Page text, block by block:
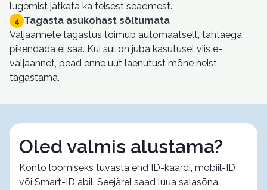
lugemist jätkata ka teisest seadmest.
4 Tagasta asukohast sõltumata
Väljaannete tagastus toimub automaatselt, tähtaega
pikendada ei saa. Kui sul on juba kasutusel viis e-
väljaannet, pead enne uut laenutust mõne neist
tagastama.
Oled valmis alustama?
Konto loomiseks tuvasta end ID-kaardi, mobiil-ID
või Smart-ID abil. Seejärel saad luua salasõna.